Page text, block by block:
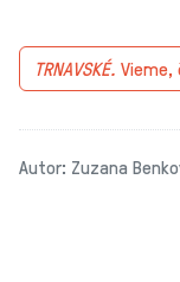
TRNAVSKÉ. Vieme,
Autor: Zuzana